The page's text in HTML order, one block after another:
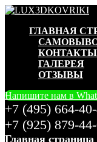
ГЛАВНАЯ
КОНТАКТЫ
ГАЛЕРЕЯ
ОТЗЫВЫ
Напишите нам в
+7 (495) 664-
+7 (925) 879-
Главная страница